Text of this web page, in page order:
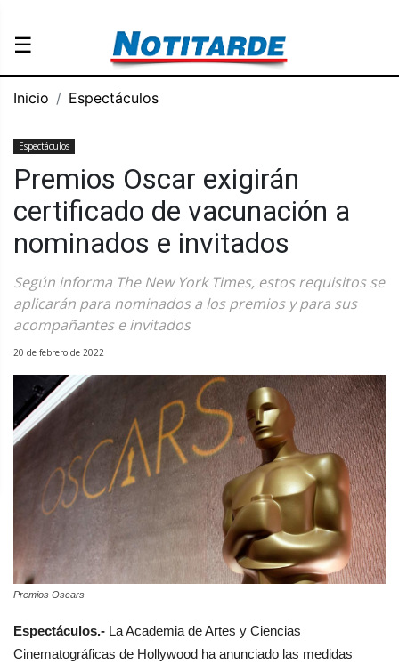
☰
Inicio Espectáculos
Espectáculos
Premios Oscar exigirán
certificado de vacunación a
nominados e invitados
Según informa The New York Times, estos requisitos se
aplicarán para nominados a los premios y para sus
acompañantes e invitados
20 de febrero de 2022
Premios Oscars
Espectáculos.- La Academia de Artes y Ciencias
Cinematográficas de Hollywood ha anunciado las medidas